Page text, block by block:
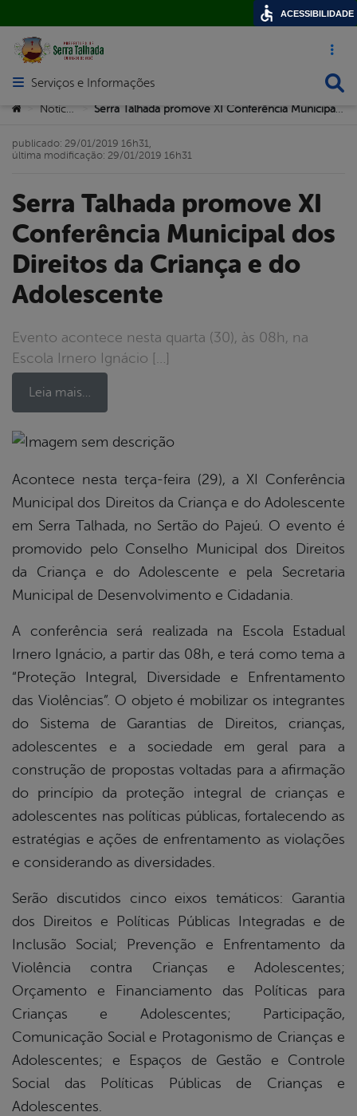
Acesso
Abrir menu principal de navegação
Serviços e Informações
Você está aqui:
> Notícias >
Serra Talhada promove XI
Conferência Municipal dos
Direitos da Criança e do
Adolescente
Evento acontece nesta quarta (30), às 08h, na
Escola Irnero Ignácio […]
Leia mais…
publicado: 29/01/2019 16h31,
última modificação: 29/01/2019 16h31
Acontece nesta terça-feira (29), a XI Conferência
Municipal dos Direitos da Criança e do Adolescente
em Serra Talhada, no Sertão do Pajeú. O evento é
promovido pelo Conselho Municipal dos Direitos
da Criança e do Adolescente e pela Secretaria
Municipal de Desenvolvimento e Cidadania.
A conferência será realizada na Escola Estadual
Irnero Ignácio, a partir das 08h, e terá como tema a
“Proteção Integral, Diversidade e Enfrentamento
das Violências”. O objeto é mobilizar os integrantes
do Sistema de Garantias de Direitos, crianças,
adolescentes e a sociedade em geral para a
construção de propostas voltadas para a afirmação
do princípio da proteção integral de crianças e
adolescentes nas políticas públicas, fortalecendo as
estratégias e ações de enfrentamento as violações
e considerando as diversidades.
Serão discutidos cinco eixos temáticos: Garantia
dos Direitos e Políticas Públicas Integradas e de
Inclusão Social; Prevenção e Enfrentamento da
Violência contra Crianças e Adolescentes;
Orçamento e Financiamento das Políticas para
Crianças e Adolescentes; Participação,
Comunicação Social e Protagonismo de Crianças e
Adolescentes; e Espaços de Gestão e Controle
Social das Políticas Públicas de Crianças e
Adolescentes.
ACESSIBILIDADE